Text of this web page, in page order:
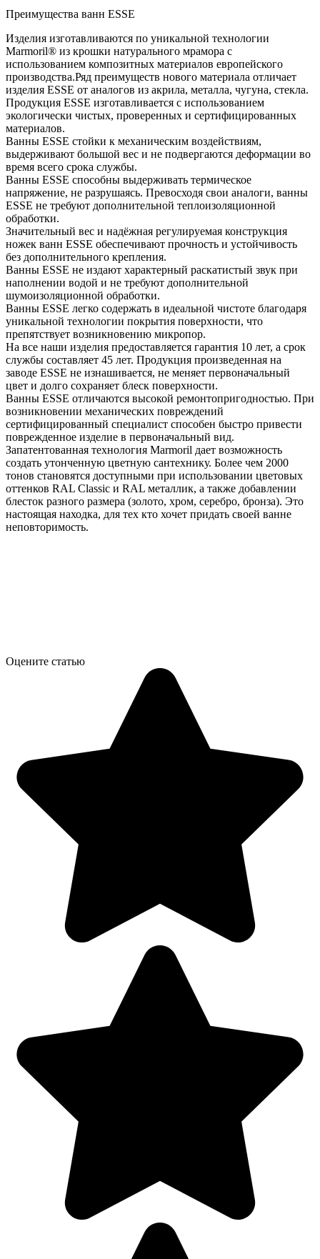
Преимущества ванн ESSE
Изделия изготавливаются по уникальной технологии
Marmoril® из крошки натурального мрамора с
использованием композитных материалов европейского
производства.Ряд преимуществ нового материала отличает
изделия ESSE от аналогов из акрила, металла, чугуна, стекла.
Продукция ESSE изготавливается с использованием
экологически чистых, проверенных и сертифицированных
материалов.
Ванны ESSE стойки к механическим воздействиям,
выдерживают большой вес и не подвергаются деформации во
время всего срока службы.
Ванны ESSE способны выдерживать термическое
напряжение, не разрушаясь. Превосходя свои аналоги, ванны
ESSE не требуют дополнительной теплоизоляционной
обработки.
Значительный вес и надёжная регулируемая конструкция
ножек ванн ESSE обеспечивают прочность и устойчивость
без дополнительного крепления.
Ванны ESSE не издают характерный раскатистый звук при
наполнении водой и не требуют дополнительной
шумоизоляционной обработки.
Ванны ESSE легко содержать в идеальной чистоте благодаря
уникальной технологии покрытия поверхности, что
препятствует возникновению микропор.
На все наши изделия предоставляется гарантия 10 лет, а срок
службы составляет 45 лет. Продукция произведенная на
заводе ESSE не изнашивается, не меняет первоначальный
цвет и долго сохраняет блеск поверхности.
Ванны ESSE отличаются высокой ремонтопригодностью. При
возникновении механических повреждений
сертифицированный специалист способен быстро привести
поврежденное изделие в первоначальный вид.
Запатентованная технология Marmoril дает возможность
создать утонченную цветную сантехнику. Более чем 2000
тонов становятся доступными при использовании цветовых
оттенков RAL Classic и RAL металлик, а также добавлении
блесток разного размера (золото, хром, серебро, бронза). Это
настоящая находка, для тех кто хочет придать своей ванне
неповторимость.
Оцените статью